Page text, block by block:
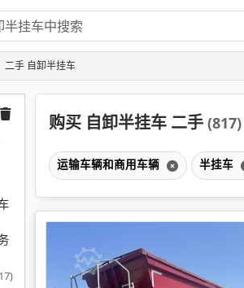
二手 自卸半挂车
购买 自卸半挂车 二手 (817)
运输车辆和商用车辆 半挂车